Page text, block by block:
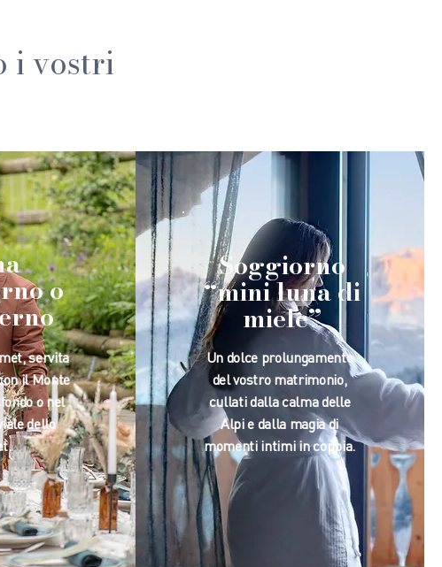
i vostri
o
servita
il Monte
o nel
dello
Soggiorno
“mini luna di
miele”
Un dolce prolungamento
del vostro matrimonio,
cullati dalla calma delle
Alpi e dalla magia di
momenti intimi in coppia.